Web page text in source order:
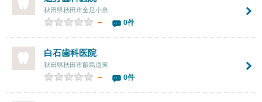
秋田県秋田市金足小泉
－ 0件
白石歯科医院
秋田県秋田市飯島道東
－ 0件